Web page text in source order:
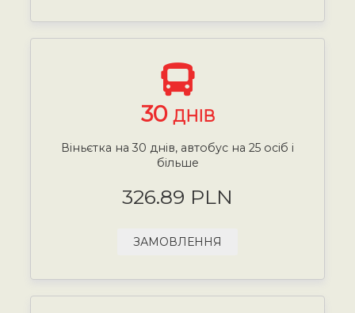
30 ДНІВ
Віньєтка на 30 днів, автобус на 25 осіб і
більше
326.89 PLN
ЗАМОВЛЕННЯ